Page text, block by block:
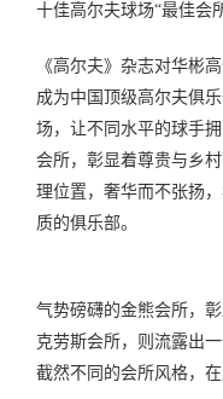
十佳高尔夫球场“最佳会
《高尔夫》杂志对华彬
成为中国顶级高尔夫俱
场，让不同水平的球手
会所，彰显着尊贵与乡
理位置，奢华而不张扬
质的俱乐部。
气势磅礴的金熊会所，
克劳斯会所，则流露出
截然不同的会所风格，